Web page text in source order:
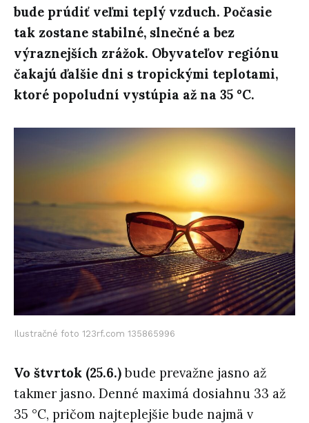
bude prúdiť veľmi teplý vzduch. Počasie
tak zostane stabilné, slnečné a bez
výraznejších zrážok. Obyvateľov regiónu
čakajú ďalšie dni s tropickými teplotami,
ktoré popoludní vystúpia až na 35 °C.
Ilustračné foto 123rf.com 135865996
Vo štvrtok (25.6.)bude prevažne jasno až
takmer jasno. Denné maximá dosiahnu 33 až
35 °C, pričom najteplejšie bude najmä v